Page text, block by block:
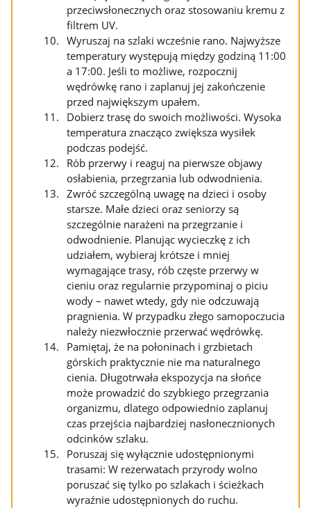
przeciwsłonecznych oraz stosowaniu kremu z
filtrem UV.
Wyruszaj na szlaki wcześnie rano. Najwyższe
temperatury występują między godziną 11:00
a 17:00. Jeśli to możliwe, rozpocznij
wędrówkę rano i zaplanuj jej zakończenie
przed największym upałem.
Dobierz trasę do swoich możliwości. Wysoka
temperatura znacząco zwiększa wysiłek
podczas podejść.
Rób przerwy i reaguj na pierwsze objawy
osłabienia, przegrzania lub odwodnienia.
Zwróć szczególną uwagę na dzieci i osoby
starsze. Małe dzieci oraz seniorzy są
szczególnie narażeni na przegrzanie i
odwodnienie. Planując wycieczkę z ich
udziałem, wybieraj krótsze i mniej
wymagające trasy, rób częste przerwy w
cieniu oraz regularnie przypominaj o piciu
wody – nawet wtedy, gdy nie odczuwają
pragnienia. W przypadku złego samopoczucia
należy niezwłocznie przerwać wędrówkę.
Pamiętaj, że na połoninach i grzbietach
górskich praktycznie nie ma naturalnego
cienia. Długotrwała ekspozycja na słońce
może prowadzić do szybkiego przegrzania
organizmu, dlatego odpowiednio zaplanuj
czas przejścia najbardziej nasłonecznionych
odcinków szlaku.
Poruszaj się wyłącznie udostępnionymi
trasami: W rezerwatach przyrody wolno
poruszać się tylko po szlakach i ścieżkach
wyraźnie udostępnionych do ruchu.